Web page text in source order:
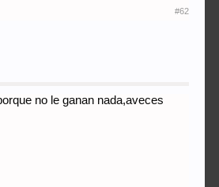
#62
no le ganan nada,aveces